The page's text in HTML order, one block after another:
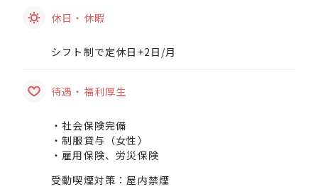
休日・休暇
シフト制で定休日+2日/月
待遇・福利厚生
・社会保険完備
・制服貸与（女性）
・雇用保険、労災保険
受動喫煙対策：屋内禁煙